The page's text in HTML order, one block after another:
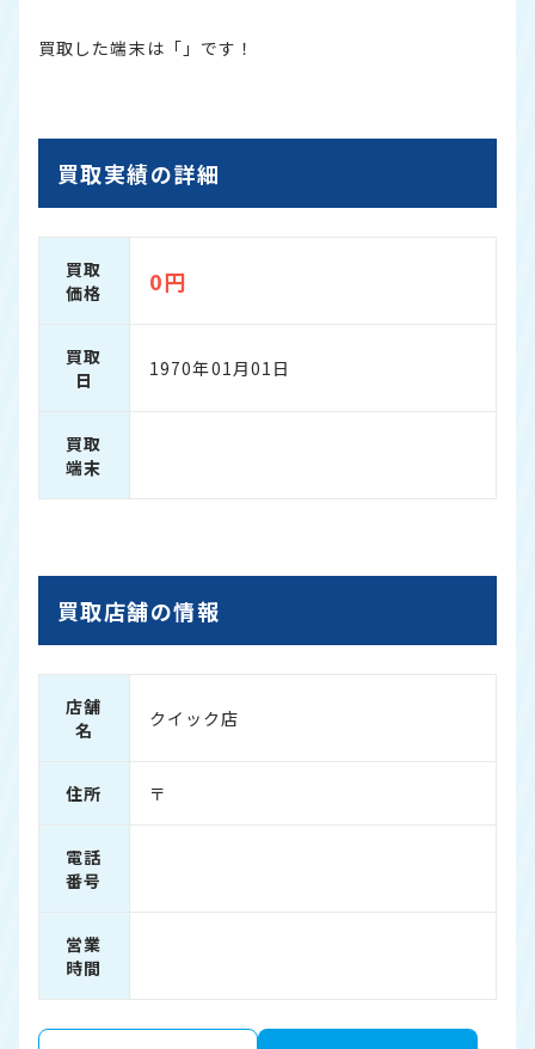
買取した端末は「」です！
買取実績の詳細
買取
価格
0円
買取
日
1970年01月01日
買取
端末
買取店舗の情報
店舗
名
クイック店
住所 〒
電話
番号
営業
時間